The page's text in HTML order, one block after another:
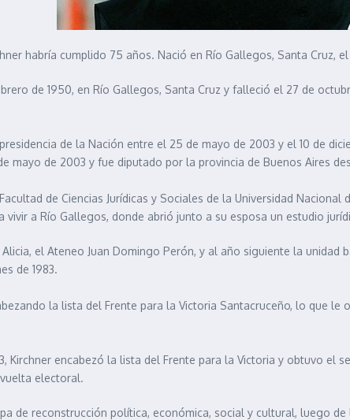
habría cumplido 75 años. Nació en Río Gallegos, Santa Cruz,
de 1950, en Río Gallegos, Santa Cruz y falleció el 27 de
de la Nación entre el 25 de mayo de 2003 y el 10 de
mayo de 2003 y fue diputado por la provincia de Buenos Aires
de Ciencias Jurídicas y Sociales de la Universidad
vivir a Río Gallegos, donde abrió junto a su esposa un estudio
el Ateneo Juan Domingo Perón, y al año siguiente la
de 1983.
la lista del Frente para la Victoria Santacruceño, lo que
Kirchner encabezó la lista del Frente para la Victoria y obtuvo
electoral.
de reconstrucción política, económica, social y cultural, luego